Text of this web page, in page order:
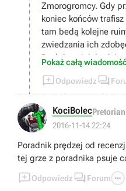
Zmorogromcy. Gdy
koniec końców
tam bedą kolejne
zwiedzania ich
Dwóch z nich
ruinach pod Wieżą
Mam nadzieję że
Pokaż całą wiadomość
Odpowiedz 
KociBolec
2016-11-14 22:24
Poradnik prędzej od
tej grze z poradnika psuje
Odpowiedz  Forum 